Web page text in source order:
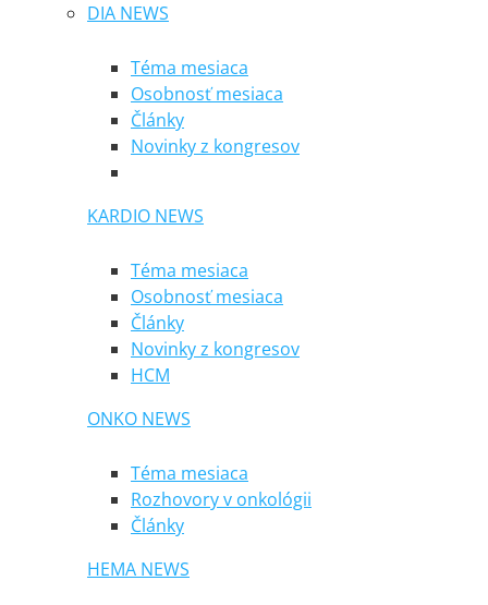
DIA NEWS
Téma mesiaca
Osobnosť mesiaca
Články
Novinky z kongresov
KARDIO NEWS
Téma mesiaca
Osobnosť mesiaca
Články
Novinky z kongresov
HCM
ONKO NEWS
Téma mesiaca
Rozhovory v onkológii
Články
HEMA NEWS